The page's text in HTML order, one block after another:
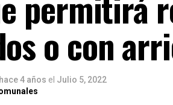
o con
hace 4 años el Julio 5, 2022